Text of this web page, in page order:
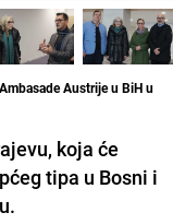
Austrije u BiH u
koja će
tipa u Bosni i